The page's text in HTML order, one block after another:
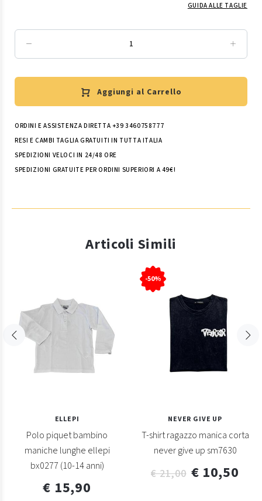
GUIDA ALLE TAGLIE
Aggiungi al Carrello
ORDINI E ASSISTENZA DIRETTA +39 3460758777
RESI E CAMBI TAGLIA GRATUITI IN TUTTA ITALIA
SPEDIZIONI VELOCI IN 24/48 ORE
SPEDIZIONI GRATUITE PER ORDINI SUPERIORI A 49€!
Articoli Simili
ELLEPI
Polo piquet bambino
maniche lunghe ellepi
bx0277 (10-14 anni)
€ 15,90
-50%
NEVER GIVE UP
T-shirt ragazzo manica corta
never give up sm7630
€ 21,00 € 10,50